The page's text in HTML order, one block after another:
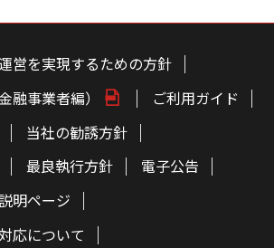
営を実現するための方針
融事業者編）
ご利用ガイド
当社の勧誘方針
最良執行方針
電子公告
明ページ
応について